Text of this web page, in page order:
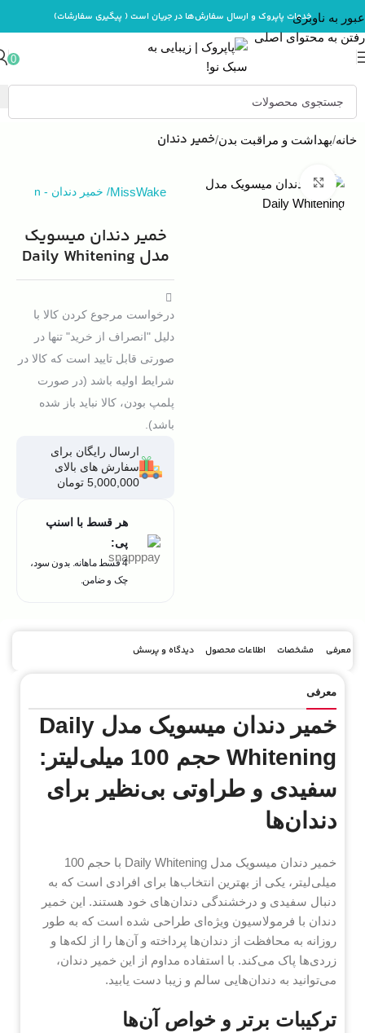
عبور به ناوبری
رفتن به محتوای اصلی
خدمات پاپروک و ارسال سفارش‌ها در جریان است ( پیگیری سفارشات)
0
خانه بهداشت و مراقبت بدن خمیر دندان
بزرگنمایی تصویر
MissWake
/ خمیر دندان -
n
خمیر دندان میسویک
مدل Daily Whitening
درخواست مرجوع کردن کالا با
دلیل "انصراف از خرید" تنها در
صورتی قابل تایید است که کالا در
شرایط اولیه باشد (در صورت
پلمپ بودن، کالا نباید باز شده
باشد).
ارسال رایگان برای
سفارش های بالای
5,000,000 تومان
هر قسط با اسنپ
پی:
4 قسط ماهانه. بدون سود،
چک و ضامن.
معرفی مشخصات اطلاعات محصول دیدگاه و پرسش
معرفی
خمیر دندان میسویک مدل Daily
Whitening حجم 100 میلی‌لیتر:
سفیدی و طراوتی بی‌نظیر برای
دندان‌ها
خمیر دندان میسویک مدل Daily Whitening با حجم 100
میلی‌لیتر، یکی از بهترین انتخاب‌ها برای افرادی است که به
دنبال سفیدی و درخشندگی دندان‌های خود هستند. این خمیر
دندان با فرمولاسیون ویژه‌ای طراحی شده است که به طور
روزانه به محافظت از دندان‌ها پرداخته و آن‌ها را از لکه‌ها و
زردی‌ها پاک می‌کند. با استفاده مداوم از این خمیر دندان،
می‌توانید به دندان‌هایی سالم و زیبا دست یابید.
ترکیبات برتر و خواص آن‌ها